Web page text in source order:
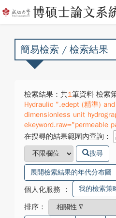
簡易檢索 / 檢索結果
檢索結果：共1筆資料 檢索
Hydraulic ".edept (精準)
dimensionless unit
ekeyword.raw="permeable
在搜尋的結果範圍內查詢：
搜尋
展開檢索結果的年代分布圖
個人化服務 ： 我的檢索策
排序：